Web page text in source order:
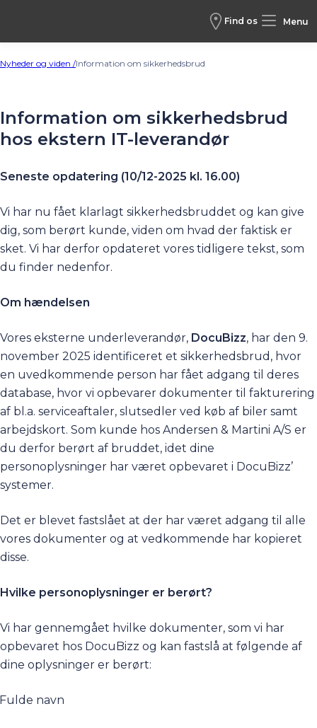
Find os Menu
Nyheder og viden /Information om sikkerhedsbrud
Information om sikkerhedsbrud
hos ekstern IT-leverandør
Seneste opdatering (10/12-2025 kl. 16.00)
Vi har nu fået klarlagt sikkerhedsbruddet og kan give
dig, som berørt kunde, viden om hvad der faktisk er
sket. Vi har derfor opdateret vores tidligere tekst, som
du finder nedenfor.
Om hændelsen
Vores eksterne underleverandør, DocuBizz, har den 9.
november 2025 identificeret et sikkerhedsbrud, hvor
en uvedkommende person har fået adgang til deres
database, hvor vi opbevarer dokumenter til fakturering
af bl.a. serviceaftaler, slutsedler ved køb af biler samt
arbejdskort. Som kunde hos Andersen & Martini A/S er
du derfor berørt af bruddet, idet dine
personoplysninger har været opbevaret i DocuBizz’
systemer.
Det er blevet fastslået at der har været adgang til alle
vores dokumenter og at vedkommende har kopieret
disse.
Hvilke personoplysninger er berørt?
Vi har gennemgået hvilke dokumenter, som vi har
opbevaret hos DocuBizz og kan fastslå at følgende af
dine oplysninger er berørt:
Fulde navn